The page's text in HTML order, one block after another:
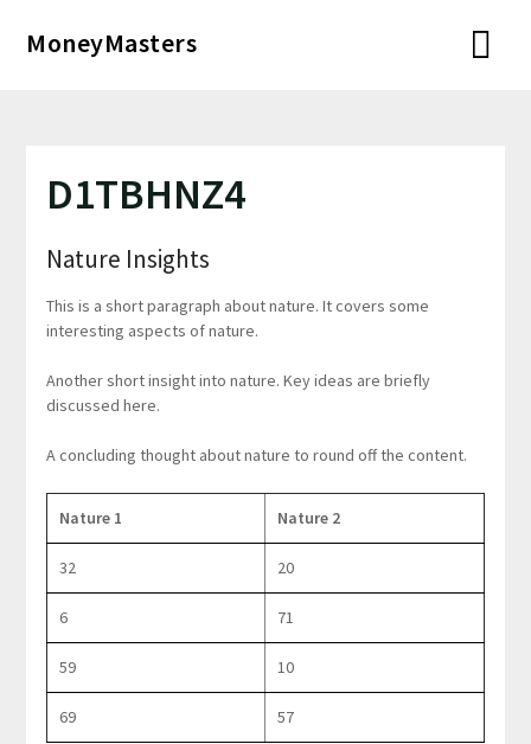
MoneyMasters
D1TBHNZ4
Nature Insights
This is a short paragraph about nature. It covers some
interesting aspects of nature.
Another short insight into nature. Key ideas are briefly
discussed here.
A concluding thought about nature to round off the content.
Nature 1 Nature 2
32 20
6 71
59 10
69 57